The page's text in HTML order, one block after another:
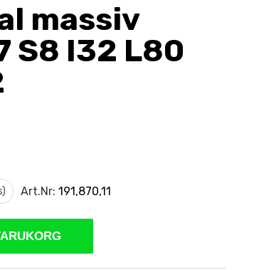
massiv
S8 I32 L80
Art.Nr: 191,870,11